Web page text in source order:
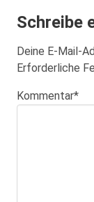
Schreibe
Deine E-Mail-
Erforderliche
Kommentar*